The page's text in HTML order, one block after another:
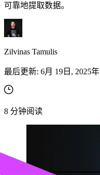
可靠地提取数据。
Zilvinas Tamulis
最后更新: 6月 19日, 2025年
8 分钟阅读